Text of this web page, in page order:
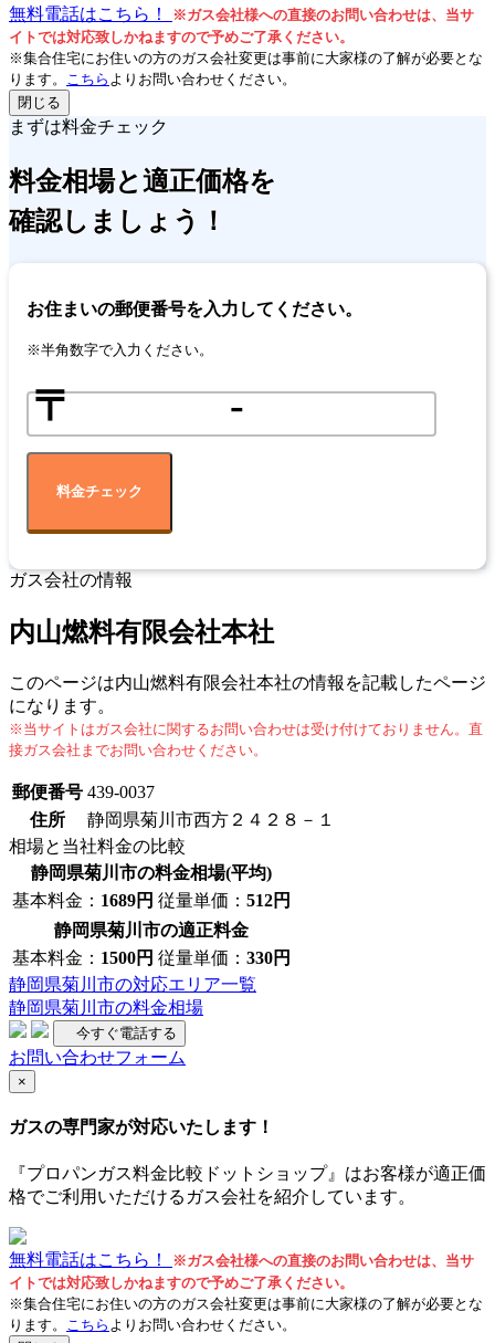
無料電話はこちら！
※ガス会社様への直接のお問い合わせは、当サ
イトでは対応致しかねますので予めご了承ください。
※集合住宅にお住いの方のガス会社変更は事前に大家様の了解が必要とな
ります。
こちら よりお問い合わせください。
閉じる
まずは料金チェック
料金相場と適正価格を
確認しましょう！
お住まいの郵便番号を入力してください。
※半角数字で入力ください。
〒 -
料金チェック
ガス会社の情報
内山燃料有限会社本社
このページは内山燃料有限会社本社の情報を記載したページ
になります。
※当サイトはガス会社に関するお問い合わせは受け付けておりません。直
接ガス会社までお問い合わせください。
郵便番号 439-0037
住所
静岡県菊川市西方２４２８－１
相場と当社料金の比較
静岡県菊川市の料金相場(平均)
基本料金： 1689円 従量単価： 512円
静岡県菊川市の適正料金
基本料金： 1500円 従量単価： 330円
静岡県菊川市の対応エリア一覧
静岡県菊川市の料金相場
今すぐ電話する
お問い合わせフォーム
×
ガスの専門家が対応いたします！
『プロパンガス料金比較ドットショップ』はお客様が適正価
格でご利用いただけるガス会社を紹介しています。
無料電話はこちら！
※ガス会社様への直接のお問い合わせは、当サ
イトでは対応致しかねますので予めご了承ください。
※集合住宅にお住いの方のガス会社変更は事前に大家様の了解が必要とな
ります。 こちら よりお問い合わせください。